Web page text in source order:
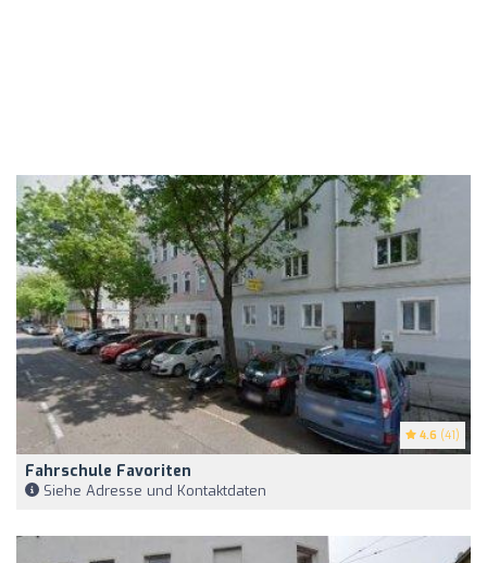
4.6 (41)
Fahrschule Favoriten
Siehe Adresse und Kontaktdaten